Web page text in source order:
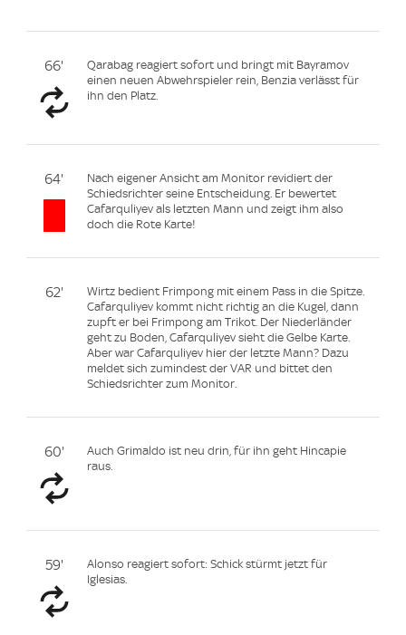
66'
Qarabag reagiert sofort und bringt mit Bayramov
einen neuen Abwehrspieler rein, Benzia verlässt für
ihn den Platz.
64'
Nach eigener Ansicht am Monitor revidiert der
Schiedsrichter seine Entscheidung. Er bewertet
Cafarquliyev als letzten Mann und zeigt ihm also
doch die Rote Karte!
62'
Wirtz bedient Frimpong mit einem Pass in die Spitze.
Cafarquliyev kommt nicht richtig an die Kugel, dann
zupft er bei Frimpong am Trikot. Der Niederländer
geht zu Boden, Cafarquliyev sieht die Gelbe Karte.
Aber war Cafarquliyev hier der letzte Mann? Dazu
meldet sich zumindest der VAR und bittet den
Schiedsrichter zum Monitor.
60'
Auch Grimaldo ist neu drin, für ihn geht Hincapie
raus.
59'
Alonso reagiert sofort: Schick stürmt jetzt für
Iglesias.